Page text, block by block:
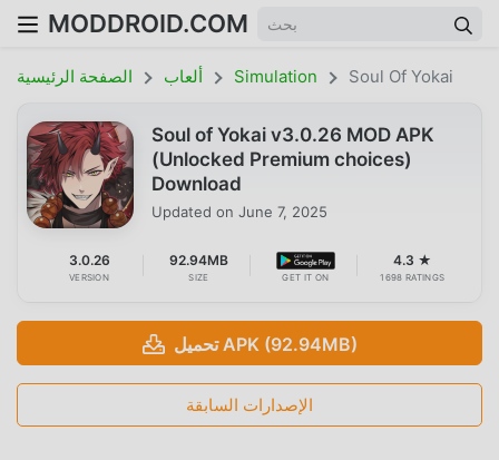
MODDROID.COM
الصفحة الرئيسية ألعاب Simulation Soul Of Yokai
Soul of Yokai v3.0.26 MOD APK
(Unlocked Premium choices)
Download
Updated on June 7, 2025
3.0.26
VERSION
92.94MB
SIZE GET IT ON
4.3 ★
1698 RATINGS
تحميل APK (92.94MB)
الإصدارات السابقة